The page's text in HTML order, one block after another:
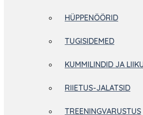
HÜPPENÖÖRID
TUGISIDEMED
KUMMILINDID JA
RIIETUS-JALATSID
TREENINGVARUSTUS